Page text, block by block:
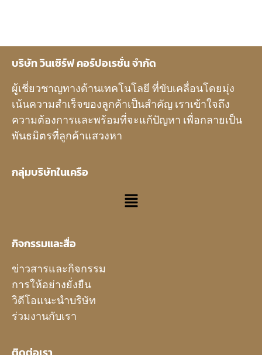
บริษัท วินเซิร์ฟ คอร์ปอเรชั่น จำกัด
ผู้เชี่ยวชาญทางด้านเทคโนโลยี ที่ขับเคลื่อนโดยมุ่ง
เน้นความสำเร็จของลูกค้าเป็นสำคัญ เราเข้าใจถึง
ความต้องการและพร้อมที่จะแก้ปัญหา เพื่อกลายเป็น
พันธมิตรที่ลูกค้าแสวงหา
กลุ่มบริษัทในเครือ
กิจกรรมและสื่อ
ข่าวสารและกิจกรรม
การให้อย่างยั่งยืน
วิดีโอแนะนำบริษัท
ร่วมงานกับเรา